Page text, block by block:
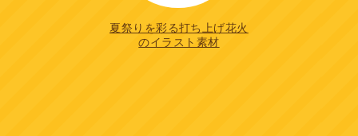
夏祭りを彩る打ち上げ花火
のイラスト素材